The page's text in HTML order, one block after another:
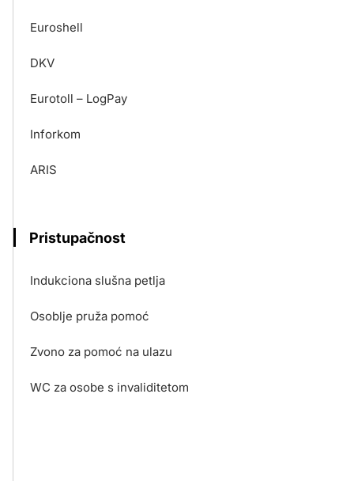
Euroshell
DKV
Eurotoll – LogPay
Inforkom
ARIS
Pristupačnost
Indukciona slušna petlja
Osoblje pruža pomoć
Zvono za pomoć na ulazu
WC za osobe s invaliditetom